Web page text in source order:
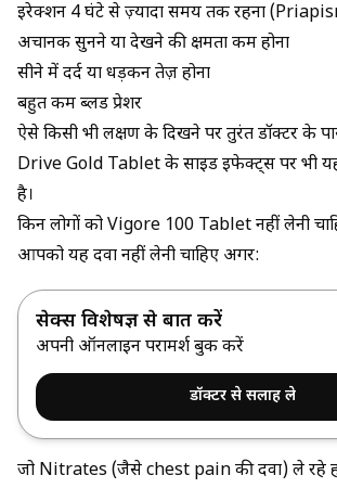
इरेक्शन 4 घंटे से ज़्यादा समय तक रहना
अचानक सुनने या देखने की क्षमता कम होना
सीने में दर्द या धड़कन तेज़ होना
बहुत कम ब्लड प्रेशर
ऐसे किसी भी लक्षण के दिखने पर तुरंत डॉक्टर के
Drive Gold Tabletके साइड इफेक्ट्स पर भी
है।
किन लोगों को Vigore 100 Tablet नहीं लेनी
आपको यह दवा नहीं लेनी चाहिए अगर:
सेक्स विशेषज्ञ से बात करें
अपनी ऑनलाइन परामर्श बुक करें
डॉक्टर से सलाह ले
जो Nitrates (जैसे chest pain की दवा) ले रहे